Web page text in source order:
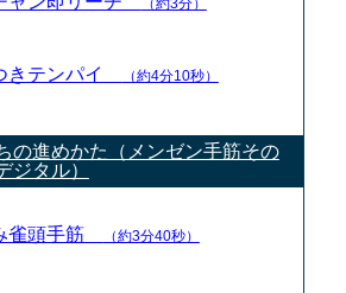
きテンパイ （約4分10秒）
の進めかた（メンゼン手筋その
ジタル）
雀頭手筋 （約3分40秒）